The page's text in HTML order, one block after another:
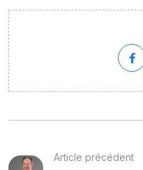
Article précédent